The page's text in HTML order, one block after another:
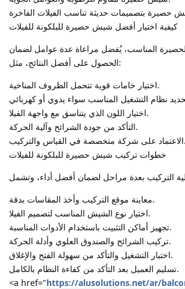
كيفية اختيار أفضل شيش حصيرة للبلكونة للفيلات
المناسب، يُفضل مراعاة عدة عوامل لضمان
الحصول على أفضل النتائج، مثل:
اختيار خامات قوية تتحمل الظروف المناخية.
اختيار اللون الذي يتناسق مع واجهة الفيلا.
التأكد من جودة الشرائح وآلية الحركة.
الاعتماد على شركة متخصصة في القياس والتركيب.
خطوات تركيب شيش حصيرة للبلكونة للفيلات
معاينة موقع التركيب وأخذ المقاسات بدقة.
اختيار نوع الشيش المناسب لتصميم الفيلا.
تجهيز أماكن التثبيت باستخدام الأدوات المناسبة.
تركيب الشرائح والصندوق العلوي وأدلة الحركة.
اختبار التشغيل والتأكد من سهولة الفتح والإغلاق.
تسليم العميل بعد التأكد من كفاءة النظام بالكامل.
<a href="https://alusolutions.net/ar/